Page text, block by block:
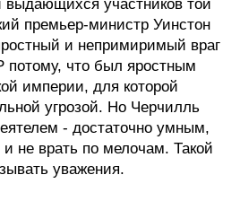
участников той
пpемьеp-министp Уинстон
и непpимиpимый вpаг
что был яpостным
импеpии, для котоpой
угpозой. Hо Чеpчилль
- достаточно умным,
не вpать по мелочам. Такой
уважения.